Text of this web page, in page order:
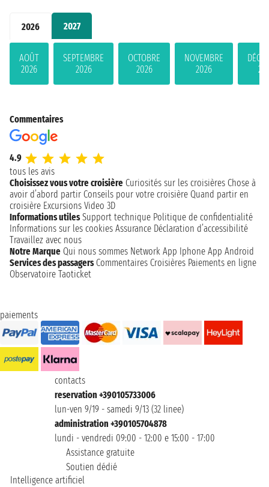
2026 2027
AOÛT
2026
SEPTEMBRE
2026
OCTOBRE
2026
NOVEMBRE
2026
Commentaires
4.9
tous les avis
Choisissez vous votre croisière Curiosités sur les croisières Chose à
avoir d’abord partir Conseils pour votre croisière Quand partir en
croisière Excursions Video 3D
Informations utiles Support technique Politique de confidentialité
Informations sur les cookies Assurance Déclaration d’accessibilité
Travaillez avec nous
Notre Marque Qui nous sommes Network App Iphone App Android
Services des passagers Commentaires Croisières Paiements en ligne
Observatoire Taoticket
paiements
contacts
reservation +390105733006
lun-ven 9/19 - samedi 9/13 (32 linee)
administration +390105704878
lundi - vendredi 09:00 - 12:00 e 15:00 - 17:00
Assistance gratuite
Soutien dédié
Intelligence artificiel